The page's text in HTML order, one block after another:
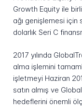
Growth Equity ile
ağı genişlemesi
dolarlık Seri C
2017 yılında
alma işlemini
işletmeyi Haziran
satın almış ve
hedeflerini önemli